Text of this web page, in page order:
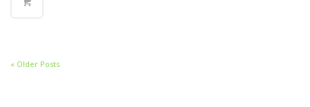
« Older Posts